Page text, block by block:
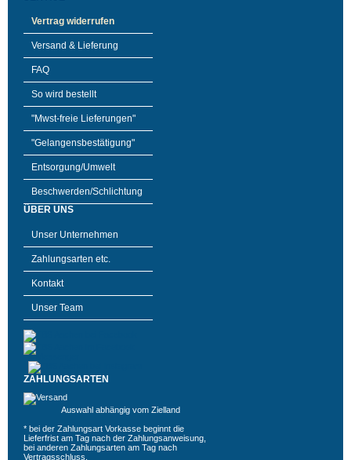
Vertrag widerrufen
Versand & Lieferung
FAQ
So wird bestellt
"Mwst-freie Lieferungen"
"Gelangensbestätigung"
Entsorgung/Umwelt
Beschwerden/Schlichtung
ÜBER UNS
Unser Unternehmen
Zahlungsarten etc.
Kontakt
Unser Team
ZAHLUNGSARTEN
Auswahl abhängig vom Zielland
* bei der Zahlungsart Vorkasse beginnt die
Lieferfrist am Tag nach der Zahlungsanweisung,
bei anderen Zahlungsarten am Tag nach
Vertragsschluss.